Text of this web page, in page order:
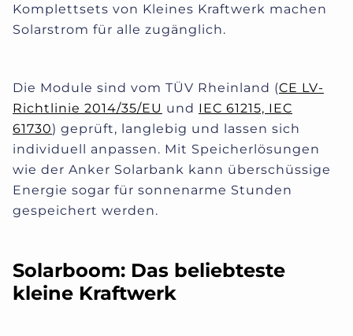
Komplettsets von Kleines Kraftwerk machen
Solarstrom für alle zugänglich.
Die Module sind vom TÜV Rheinland (CE LV-
Richtlinie 2014/35/EU und IEC 61215, IEC
61730) geprüft, langlebig und lassen sich
individuell anpassen. Mit Speicherlösungen
wie der Anker Solarbank kann überschüssige
Energie sogar für sonnenarme Stunden
gespeichert werden.
Solarboom: Das beliebteste
kleine Kraftwerk